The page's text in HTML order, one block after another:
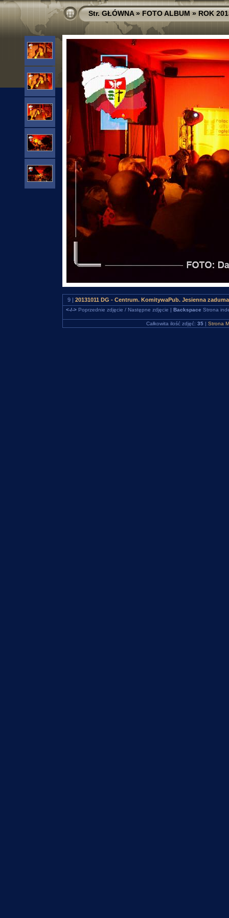
Str. GŁÓWNA»FOTO ALBUM»ROK
9 | 20131011 DG - Centrum. KomitywaPub. Jesienna
<-/->Poprzednie zdjęcie / Następne zdjęcie | Backspace Strona
Całkowita ilość zdjęć: 35 | Strona